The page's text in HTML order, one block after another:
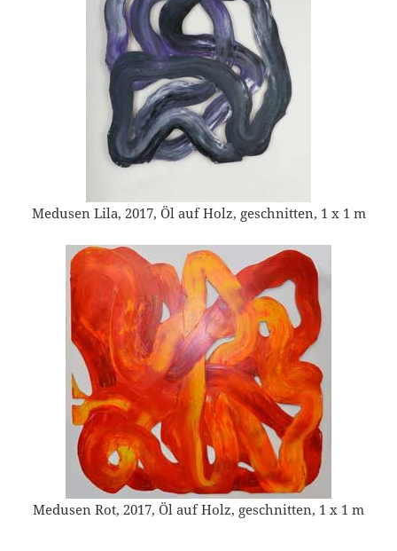
Medusen Lila, 2017, Öl auf Holz, geschnitten, 1 x 1 m
Medusen Rot, 2017, Öl auf Holz, geschnitten, 1 x 1 m